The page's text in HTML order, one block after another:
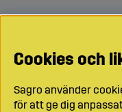
Cookies och
Sagro använder
för att ge dig